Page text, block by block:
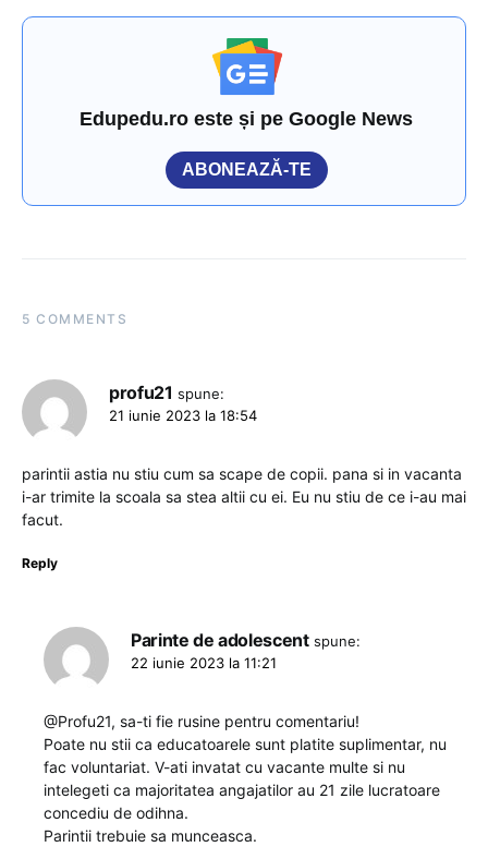
Edupedu.ro este și pe Google News
ABONEAZĂ-TE
5 COMMENTS
profu21 spune:
21 iunie 2023 la 18:54
parintii astia nu stiu cum sa scape de copii. pana si in vacanta
i-ar trimite la scoala sa stea altii cu ei. Eu nu stiu de ce i-au mai
facut.
Reply
Parinte de adolescent spune:
22 iunie 2023 la 11:21
@Profu21, sa-ti fie rusine pentru comentariu!
Poate nu stii ca educatoarele sunt platite suplimentar, nu
fac voluntariat. V-ati invatat cu vacante multe si nu
intelegeti ca majoritatea angajatilor au 21 zile lucratoare
concediu de odihna.
Parintii trebuie sa munceasca.